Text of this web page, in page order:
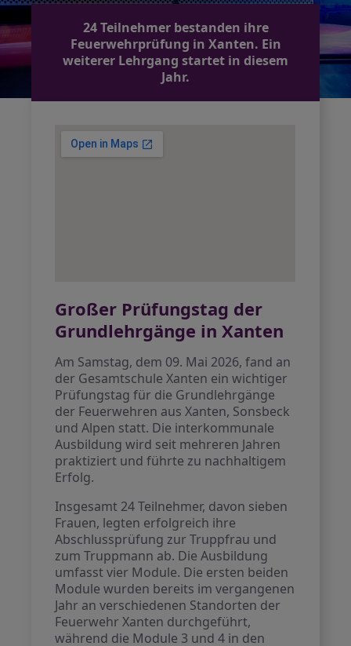
24 Teilnehmer bestanden ihre
Feuerwehrprüfung in Xanten. Ein
weiterer Lehrgang startet in diesem
Jahr.
Großer Prüfungstag der
Grundlehrgänge in Xanten
Am Samstag, dem 09. Mai 2026, fand an
der Gesamtschule Xanten ein wichtiger
Prüfungstag für die Grundlehrgänge
der Feuerwehren aus Xanten, Sonsbeck
und Alpen statt. Die interkommunale
Ausbildung wird seit mehreren Jahren
praktiziert und führte zu nachhaltigem
Erfolg.
Insgesamt 24 Teilnehmer, davon sieben
Frauen, legten erfolgreich ihre
Abschlussprüfung zur Truppfrau und
zum Truppmann ab. Die Ausbildung
umfasst vier Module. Die ersten beiden
Module wurden bereits im vergangenen
Jahr an verschiedenen Standorten der
Feuerwehr Xanten durchgeführt,
während die Module 3 und 4 in den